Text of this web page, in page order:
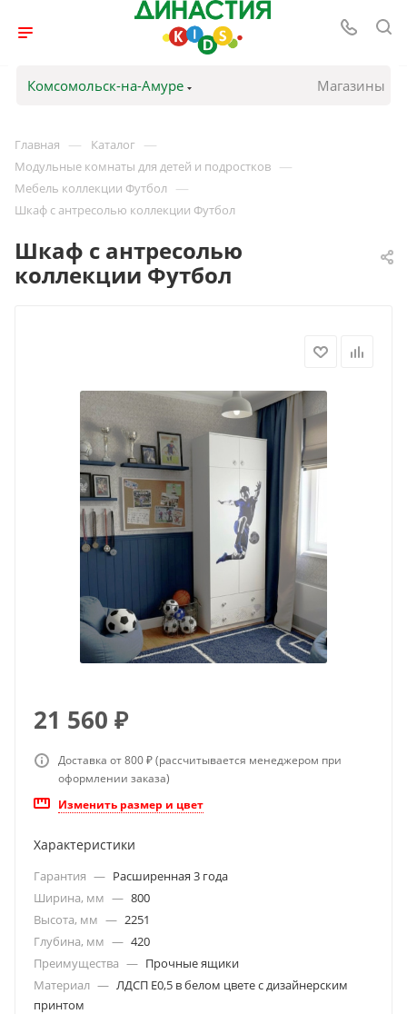
Комсомольск-на-Амуре Магазины
Главная — Каталог —
Модульные комнаты для детей и подростков —
Мебель коллекции Футбол —
Шкаф с антресолью коллекции Футбол
Шкаф с антресолью
коллекции Футбол
21 560 ₽
Доставка от 800 ₽ (рассчитывается менеджером при
оформлении заказа)
Изменить размер и цвет
Характеристики
Гарантия — Расширенная 3 года
Ширина, мм — 800
Высота, мм — 2251
Глубина, мм — 420
Преимущества — Прочные ящики
Материал — ЛДСП Е0,5 в белом цвете с дизайнерским
принтом